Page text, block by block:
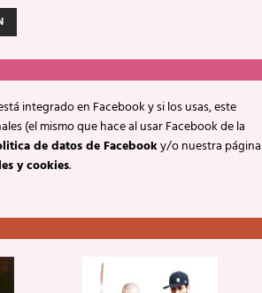
integrado en Facebook y si los usas, este
(el mismo que hace al usar Facebook de la
de datos de Facebooky/o nuestra página
y cookies.